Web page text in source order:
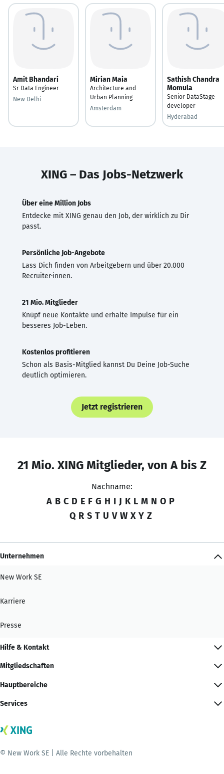
Amit Bhandari
Sr Data Engineer
New Delhi
Mirian Maia
Architecture and
Urban Planning
Amsterdam
Sathish Chandra
Momula
Senior DataStage
developer
Hyderabad
XING – Das Jobs-Netzwerk
Über eine Million Jobs
Entdecke mit XING genau den Job, der wirklich zu Dir
passt.
Persönliche Job-Angebote
Lass Dich finden von Arbeitgebern und über 20.000
Recruiter·innen.
21 Mio. Mitglieder
Knüpf neue Kontakte und erhalte Impulse für ein
besseres Job-Leben.
Kostenlos profitieren
Schon als Basis-Mitglied kannst Du Deine Job-Suche
deutlich optimieren.
Jetzt registrieren
21 Mio. XING Mitglieder, von A bis Z
Nachname:
A B C D E F G H I J K L M N O P
Q R S T U V W X Y Z
Unternehmen
New Work SE
Karriere
Presse
Hilfe & Kontakt
Mitgliedschaften
Hauptbereiche
Services
© New Work SE | Alle Rechte vorbehalten